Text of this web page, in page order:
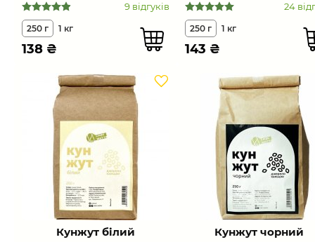
9 відгуків
250 г 1 кг
138 ₴
24
250 г 1 кг
143 ₴
Кунжут білий Кунжут чорний